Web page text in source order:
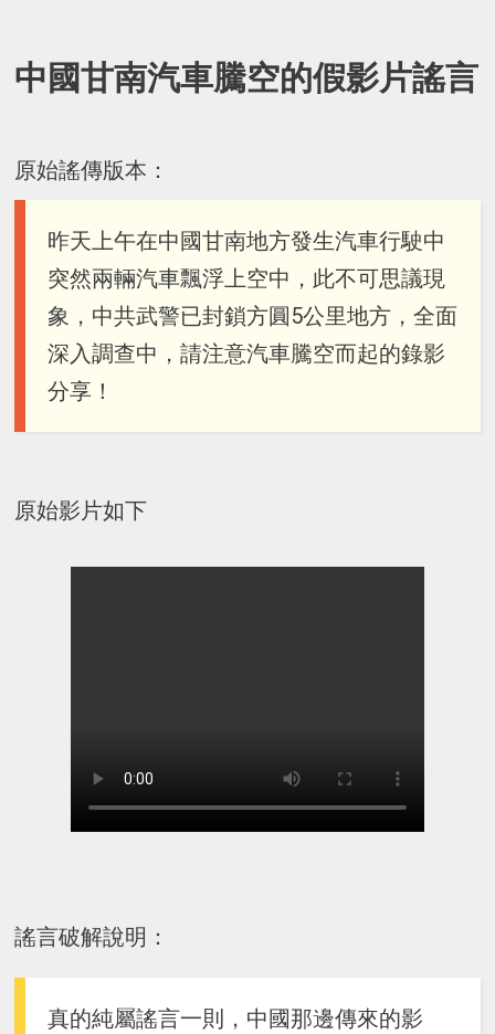
中國甘南汽車騰空的假影片謠言
原始謠傳版本：
昨天上午在中國甘南地方發生汽車行駛中
突然兩輛汽車飄浮上空中，此不可思議現
象，中共武警已封鎖方圓5公里地方，全面
深入調查中，請注意汽車騰空而起的錄影
分享！
原始影片如下
謠言破解說明：
真的純屬謠言一則，中國那邊傳來的影